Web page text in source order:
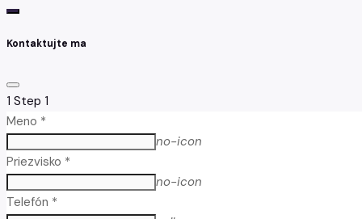
Kontaktujte ma
1 Step 1
Meno *
no-icon
Priezvisko *
no-icon
Telefón *